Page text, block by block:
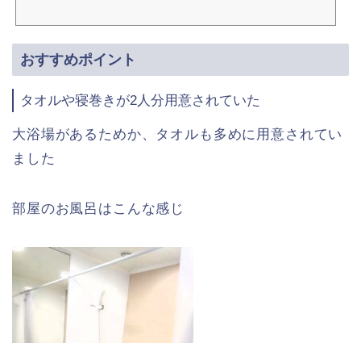
おすすめポイント
タオルや寝巻きが2人分用意されていた
大浴場があるためか、タオルも多めに用意されてい
ました
部屋のお風呂はこんな感じ